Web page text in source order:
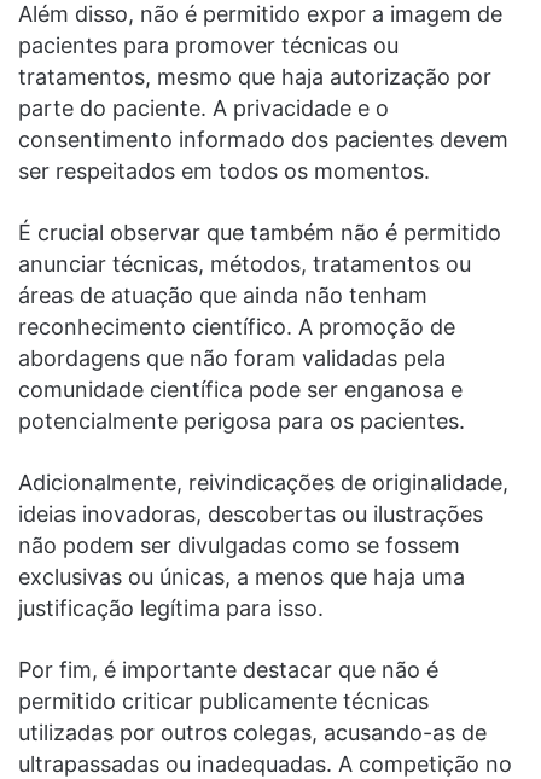
Além disso, não é permitido expor a imagem de
pacientes para promover técnicas ou
tratamentos, mesmo que haja autorização por
parte do paciente. A privacidade e o
consentimento informado dos pacientes devem
ser respeitados em todos os momentos.
É crucial observar que também não é permitido
anunciar técnicas, métodos, tratamentos ou
áreas de atuação que ainda não tenham
reconhecimento científico. A promoção de
abordagens que não foram validadas pela
comunidade científica pode ser enganosa e
potencialmente perigosa para os pacientes.
Adicionalmente, reivindicações de originalidade,
ideias inovadoras, descobertas ou ilustrações
não podem ser divulgadas como se fossem
exclusivas ou únicas, a menos que haja uma
justificação legítima para isso.
Por fim, é importante destacar que não é
permitido criticar publicamente técnicas
utilizadas por outros colegas, acusando-as de
ultrapassadas ou inadequadas. A competição no